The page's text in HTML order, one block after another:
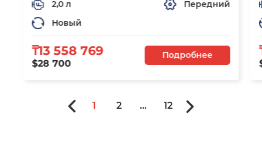
2,0 л
Передний
Новый
₸13 558 769
$28 700
Подробнее
1 2 ... 12